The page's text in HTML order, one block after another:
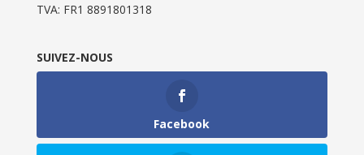
TVA: FR1 8891801318
SUIVEZ-NOUS
Facebook